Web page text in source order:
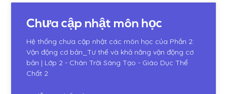
Chưa cập nhật môn học
Hệ thống chưa cập nhật các môn học của Phần 2:
Vận động cơ bản_Tư thế và khả năng vận động cơ
bản | Lớp 2 - Chân Trời Sáng Tạo - Giáo Dục Thể
Chất 2